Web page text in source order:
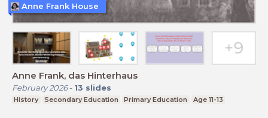
Anne Frank, das Hinterhaus
February 2026- 13 slides
History Secondary Education Primary Education Age 11-13
Anne Frank House